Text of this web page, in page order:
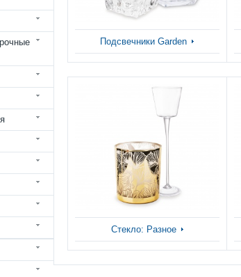
Подсвечники Garden
Стекло: Разное